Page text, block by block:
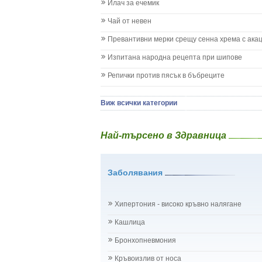
Кашлица при бебето и детето
Колики
Менингит
Млечница
Нощно напикаване - енуреза
Плач
Проблеми с очите на бебето и детето
Рубеола
Температура - висока
Хрема при бебето и детето
Илач за ечемик
Чай от невен
Превантивни мерки срещу сенна хрема с
Изпитана народна рецепта при шипове
Репички против пясък в бъбреците
Виж всички категории
Най-търсено в Здравница
Заболявания
Хипертония - високо кръвно налягане
Кашлица
Бронхопневмония
Кръвоизлив от носа